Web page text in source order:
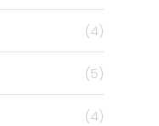
(4)
(5)
(4)